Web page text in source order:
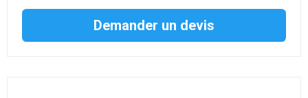
Demander un devis